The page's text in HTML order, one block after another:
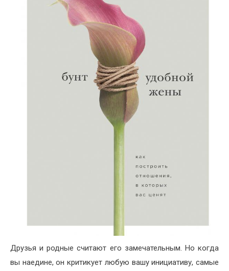
Друзья и родные считают его замечательным. Но когда
вы наедине, он критикует любую вашу инициативу, самые